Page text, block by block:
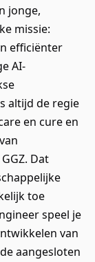
jonge,
missie:
efficiënter
AI-
altijd de regie
en cure en
Dat
toe
speel je
van
aangesloten